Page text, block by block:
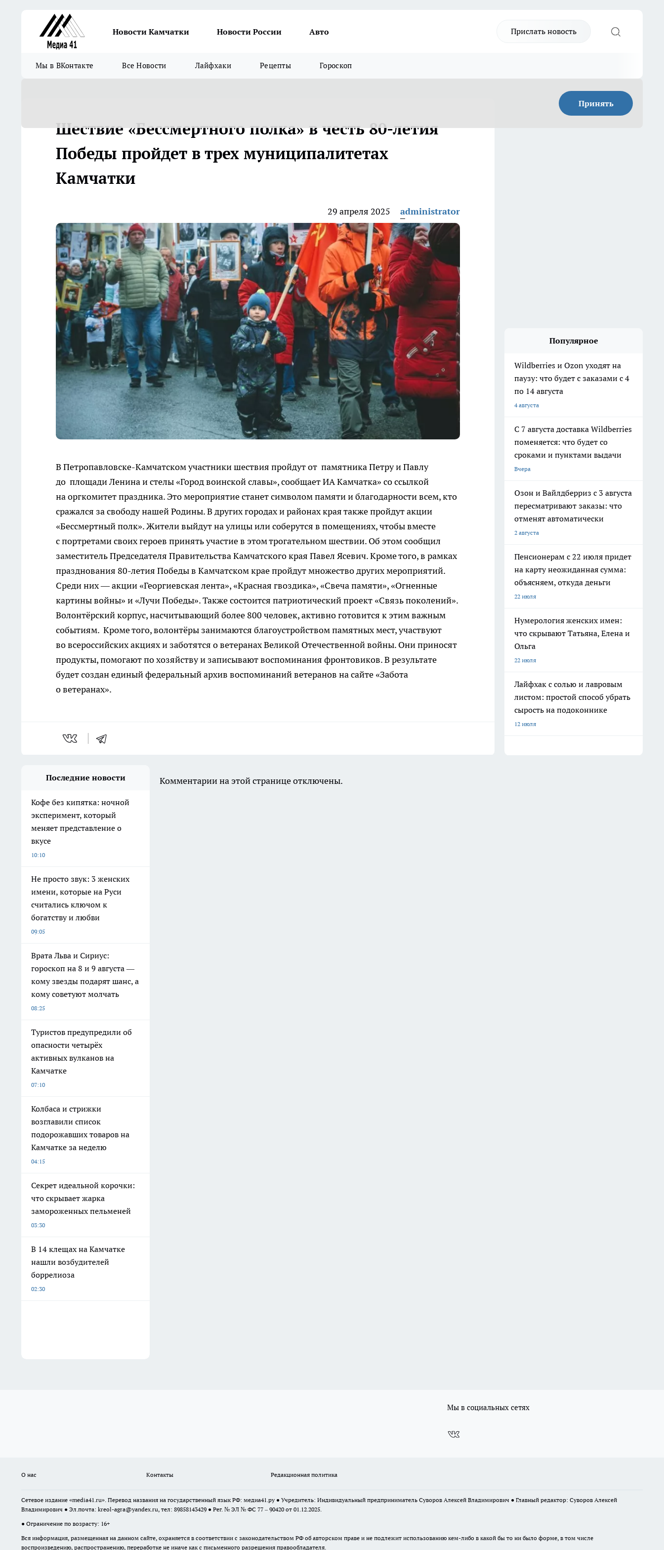
Новости Камчатки Новости России Авто Прислать новость
Мы в ВКонтакте Все Новости Лайфхаки Рецепты Гороскоп
Принять
Шествие «Бессмертного полка» в честь 80-летия
Победы пройдет в трех муниципалитетах
Камчатки
29 апреля 2025 administrator
В Петропавловске-Камчатском участники шествия пройдут от памятника Петру и Павлу
до площади Ленина и стелы «Город воинской славы», сообщает ИА Камчатка» со ссылкой
на оргкомитет праздника. Это мероприятие станет символом памяти и благодарности всем, кто
сражался за свободу нашей Родины. В других городах и районах края также пройдут акции
«Бессмертный полк». Жители выйдут на улицы или соберутся в помещениях, чтобы вместе
с портретами своих героев принять участие в этом трогательном шествии. Об этом сообщил
заместитель Председателя Правительства Камчатского края Павел Ясевич. Кроме того, в рамках
празднования 80-летия Победы в Камчатском крае пройдут множество других мероприятий.
Среди них — акции «Георгиевская лента», «Красная гвоздика», «Свеча памяти», «Огненные
картины войны» и «Лучи Победы». Также состоится патриотический проект «Связь поколений».
Волонтёрский корпус, насчитывающий более 800 человек, активно готовится к этим важным
событиям. Кроме того, волонтёры занимаются благоустройством памятных мест, участвуют
во всероссийских акциях и заботятся о ветеранах Великой Отечественной войны. Они приносят
продукты, помогают по хозяйству и записывают воспоминания фронтовиков. В результате
будет создан единый федеральный архив воспоминаний ветеранов на сайте «Забота
о ветеранах».
Популярное
Wildberries и Ozon уходят на
паузу: что будет с заказами с 4
по 14 августа
4 августа
С 7 августа доставка Wildberries
поменяется: что будет со
сроками и пунктами выдачи
Вчера
Озон и Вайлдберриз с 3 августа
пересматривают заказы: что
отменят автоматически
2 августа
Пенсионерам с 22 июля придет
на карту неожиданная сумма:
объясняем, откуда деньги
22 июля
Нумерология женских имен:
что скрывают Татьяна, Елена и
Ольга
22 июля
Лайфхак с солью и лавровым
листом: простой способ убрать
сырость на подоконнике
12 июля
Последние новости
Кофе без кипятка: ночной
эксперимент, который
меняет представление о
вкусе
10:10
Не просто звук: 3 женских
имени, которые на Руси
считались ключом к
богатству и любви
09:05
Врата Льва и Сириус:
гороскоп на 8 и 9 августа —
кому звезды подарят шанс, а
кому советуют молчать
08:25
Туристов предупредили об
опасности четырёх
активных вулканов на
Камчатке
07:10
Колбаса и стрижки
возглавили список
подорожавших товаров на
Камчатке за неделю
04:15
Секрет идеальной корочки:
что скрывает жарка
замороженных пельменей
03:30
В 14 клещах на Камчатке
нашли возбудителей
боррелиоза
02:30
Комментарии на этой странице отключены.
Мы в социальных сетях
О нас Контакты Редакционная политика
Сетевое издание «media41.ru». Перевод названия на государственный язык РФ: медиа41.ру ● Учредитель: Индивидуальный предприниматель Суворов Алексей Владимирович ● Главный редактор: Суворов Алексей
Владимирович ● Эл.почта: kreol-agra@yandex.ru, тел: 89858143429 ● Рег. № ЭЛ № ФС 77 – 90420 от 01.12.2025.
● Ограничение по возрасту: 16+
Вся информация, размещенная на данном сайте, охраняется в соответствии с законодательством РФ об авторском праве и не подлежит использованию кем-либо в какой бы то ни было форме, в том числе
воспроизведению, распространению, переработке не иначе как с письменного разрешения правообладателя.